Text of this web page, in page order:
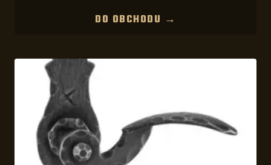
DO OBCHODU →